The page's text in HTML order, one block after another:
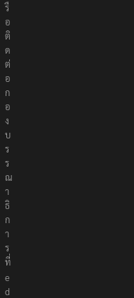
ห
รื
อ
ติ
ด
ต่
อ
ก
อ
ง
บ
ร
ร
ณ
า
ธิ
ก
า
ร
ที่
e